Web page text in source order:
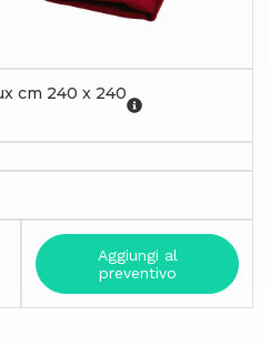
cm 240 x 240
Aggiungi al
preventivo